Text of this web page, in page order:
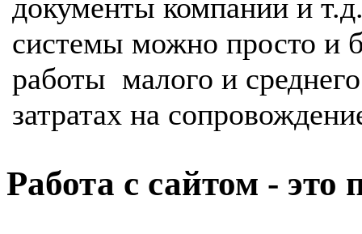
документы компании и
системы можно просто и
работы малого и
затратах на
Работа с сайтом - это